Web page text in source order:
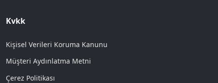
Kvkk
Kişisel Verileri Koruma Kanunu
Müşteri Aydınlatma Metni
Çerez Politikası